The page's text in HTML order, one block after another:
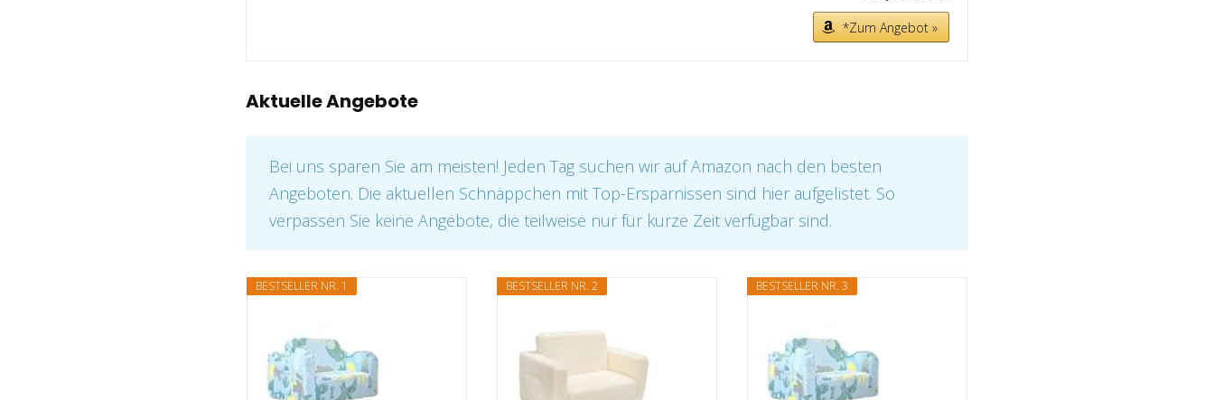
*Zum Angebot »
Aktuelle Angebote
Bei uns sparen Sie am meisten! Jeden Tag suchen wir auf Amazon nach den besten
Angeboten. Die aktuellen Schnäppchen mit Top-Ersparnissen sind hier aufgelistet. So
verpassen Sie keine Angebote, die teilweise nur für kurze Zeit verfügbar sind.
BESTSELLER NR. 1 BESTSELLER NR. 2 BESTSELLER NR. 3